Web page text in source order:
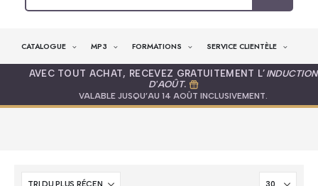
CATALOGUE MP3 FORMATIONS SERVICE CLIENTÈLE
AVEC TOUT ACHAT, RECEVEZ GRATUITEMENT L’ INDUCTION
D'AOÛT.
VALABLE JUSQU’AU 14 AOÛT INCLUSIVEMENT.